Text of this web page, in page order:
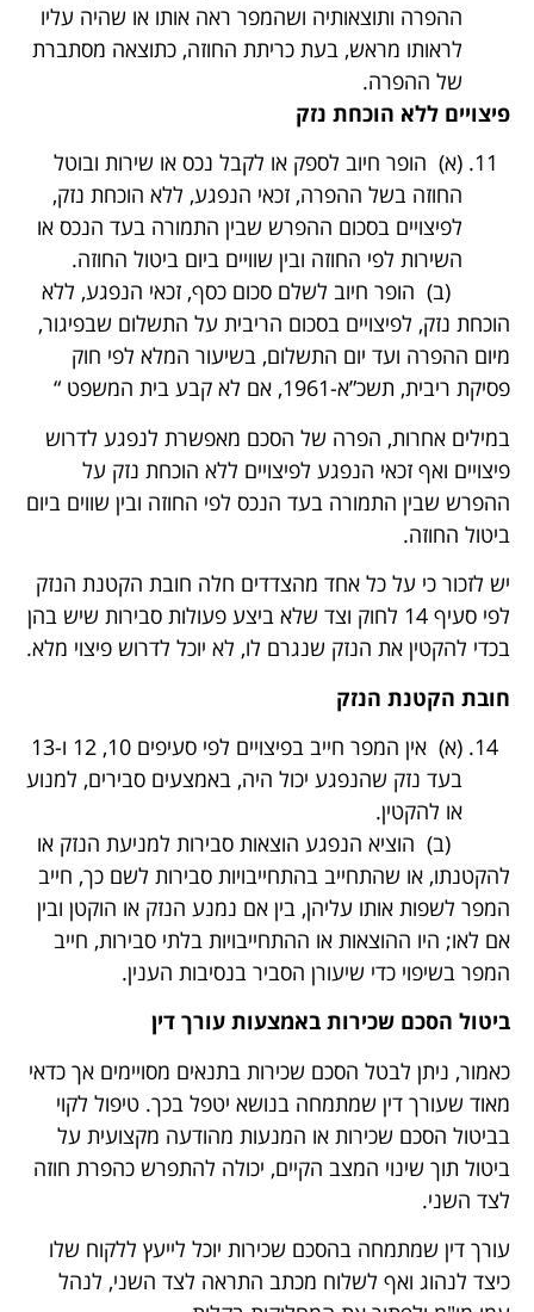
ההפרה ותוצאותיה ושהמפר ראה אותו או שהיה עליו
לראותו מראש, בעת כריתת החוזה, כתוצאה מסתברת
של ההפרה.
פיצויים ללא הוכחת נזק
(א) הופר חיוב לספק או לקבל נכס או שירות ובוטל
החוזה בשל ההפרה, זכאי הנפגע, ללא הוכחת נזק,
לפיצויים בסכום ההפרש שבין התמורה בעד הנכס או
השירות לפי החוזה ובין שוויים ביום ביטול החוזה.
(ב) הופר חיוב לשלם סכום כסף, זכאי הנפגע, ללא
הוכחת נזק, לפיצויים בסכום הריבית על התשלום שבפיגור,
מיום ההפרה ועד יום התשלום, בשיעור המלא לפי חוק
פסיקת ריבית, תשכ”א-1961, אם לא קבע בית המשפט “
במילים אחרות, הפרה של הסכם מאפשרת לנפגע לדרוש
פיצויים ואף זכאי הנפגע לפיצויים ללא הוכחת נזק על
ההפרש שבין התמורה בעד הנכס לפי החוזה ובין שווים ביום
ביטול החוזה.
יש לזכור כי על כל אחד מהצדדים חלה חובת הקטנת הנזק
לפי סעיף 14 לחוק וצד שלא ביצע פעולות סבירות שיש בהן
בכדי להקטין את הנזק שנגרם לו, לא יוכל לדרוש פיצוי מלא.
חובת הקטנת הנזק
(א) אין המפר חייב בפיצויים לפי סעיפים 10, 12 ו-13
בעד נזק שהנפגע יכול היה, באמצעים סבירים, למנוע
או להקטין.
(ב) הוציא הנפגע הוצאות סבירות למניעת הנזק או
להקטנתו, או שהתחייב בהתחייבויות סבירות לשם כך, חייב
המפר לשפות אותו עליהן, בין אם נמנע הנזק או הוקטן ובין
אם לאו; היו ההוצאות או ההתחייבויות בלתי סבירות, חייב
המפר בשיפוי כדי שיעורן הסביר בנסיבות הענין.
ביטול הסכם שכירות באמצעות עורך דין
כאמור, ניתן לבטל הסכם שכירות בתנאים מסויימים אך כדאי
מאוד שעורך דין שמתמחה בנושא יטפל בכך. טיפול לקוי
בביטול הסכם שכירות או המנעות מהודעה מקצועית על
ביטול תוך שינוי המצב הקיים, יכולה להתפרש כהפרת חוזה
לצד השני.
עורך דין שמתמחה בהסכם שכירות יוכל לייעץ ללקוח שלו
כיצד לנהוג ואף לשלוח מכתב התראה לצד השני, לנהל